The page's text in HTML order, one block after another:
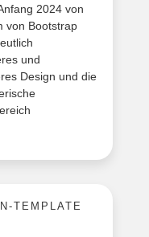
2024 von
von Bootstrap
und
Design und die
TEMPLATE